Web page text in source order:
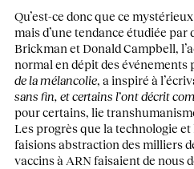
Qu’est-ce donc que ce
mais d’une tendance étudiée
Brickman et Donald Campbell,
normal en dépit des événements
de la mélancolie, a inspiré à
sans fin, et certains l’ont décrit
pour certains, lie
Les progrès que la technologie
faisions abstraction des milliers
vaccins à ARN faisaient de nous